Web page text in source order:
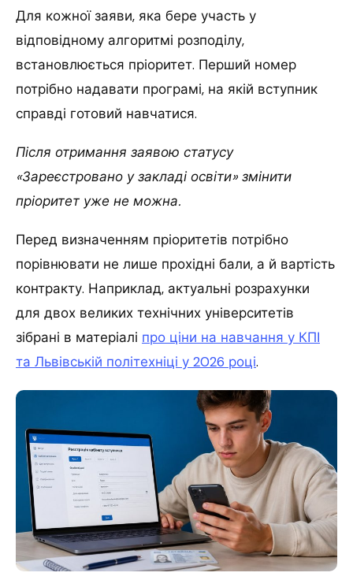
Для кожної заяви, яка бере участь у
відповідному алгоритмі розподілу,
встановлюється пріоритет. Перший номер
потрібно надавати програмі, на якій вступник
справді готовий навчатися.
Після отримання заявою статусу
«Зареєстровано у закладі освіти» змінити
пріоритет уже не можна.
Перед визначенням пріоритетів потрібно
порівнювати не лише прохідні бали, а й вартість
контракту. Наприклад, актуальні розрахунки
для двох великих технічних університетів
зібрані в матеріалі про ціни на навчання у КПІ
та Львівській політехніці у 2026 році.